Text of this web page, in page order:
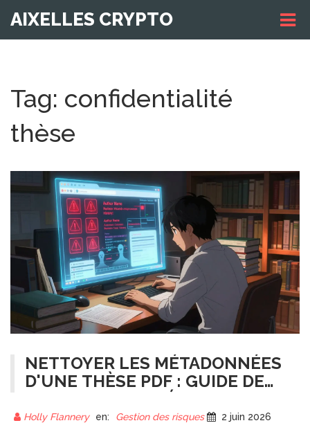
AIXELLES CRYPTO
Tag: confidentialité
thèse
NETTOYER LES MÉTADONNÉES
D'UNE THÈSE PDF : GUIDE DE
CONFIDENTIALITÉ AVANT
SOUTENANCE
Holly Flannery en: Gestion des risques 2 juin 2026